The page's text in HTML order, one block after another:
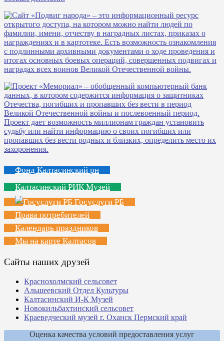
Фонд Калтасинский рн
Калтасинский РИК Музей
Госуслуги РБ
Права потребителей
Календарь праздников
Мы на карте Калтасов
Сайты наших друзей
Краснохолмский сельсовет
Альшеевский Отдел Культуры
Калтасинский И-К Музей
Новокильбахтинский сельсовет
Краеведческий музей г. Оханск Пермский край
Оценка качества условий предоставления услуг